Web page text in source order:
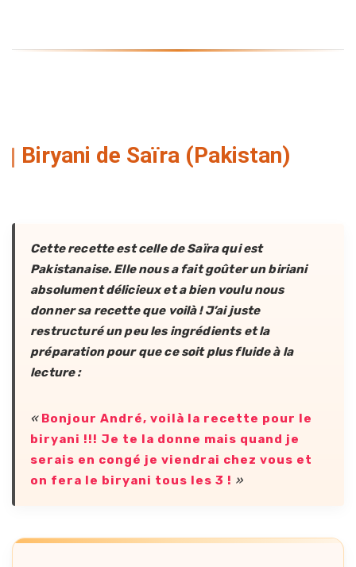
Biryani de Saïra (Pakistan)
Cette recette est celle de Saïra qui est
Pakistanaise. Elle nous a fait goûter un biriani
absolument délicieux et a bien voulu nous
donner sa recette que voilà ! J’ai juste
restructuré un peu les ingrédients et la
préparation pour que ce soit plus fluide à la
lecture :
« Bonjour André, voilà la recette pour le
biryani !!! Je te la donne mais quand je
serais en congé je viendrai chez vous et
on fera le biryani tous les 3 ! »